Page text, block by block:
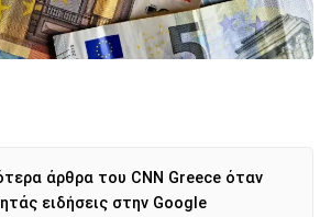
άρθρα του CNN Greece όταν
ειδήσεις στην Google